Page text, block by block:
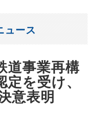
道事業再構
を受け、
意表明
ース